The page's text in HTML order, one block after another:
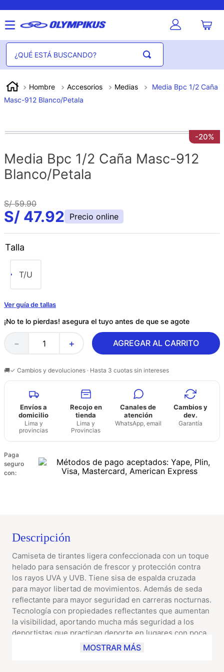
Hombre Accesorios Medias
Media Bpc 1/2 Caña
Masc-912 Blanco/Petala
-20%
Media Bpc 1/2 Caña Masc-912
Blanco/Petala
S/ 59.90
S/ 47.92
Talla
T/U
Ver guía de tallas
¡No te lo pierdas! asegura el tuyo antes de que se agote
＋
－ AGREGAR AL CARRITO
🚚✓ Cambios y devoluciones · Hasta 3 cuotas sin intereses
Envíos a
domicilio
Lima y
provincias
Recojo en
tienda
Lima y
Provincias
Canales de
atención
WhatsApp, email
Cambios y
dev.
Garantía
Paga
seguro
con:
Descripción
Camiseta de tirantes ligera confeccionada con un toque
helado para sensación de frescor y protección contra
los rayos UVA y UVB. Tiene sisa de espalda cruzada
para mayor libertad de movimientos. Además de seda
reflectante para mayor seguridad en carreras nocturnas.
Tecnología con propiedades reflectantes que aumentan
la visibilidad, aportando mucha más seguridad a los
deportistas que practican deporte en lugares con poca
iluminación. Solartech: Tecnología desarrollada para
MOSTRAR MÁS